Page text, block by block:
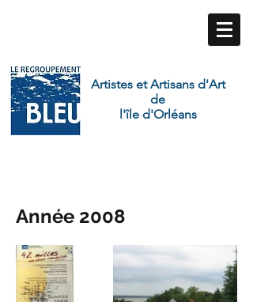
Artistes et Artisans d'Art
de
l'île d'Orléans
Année 2008